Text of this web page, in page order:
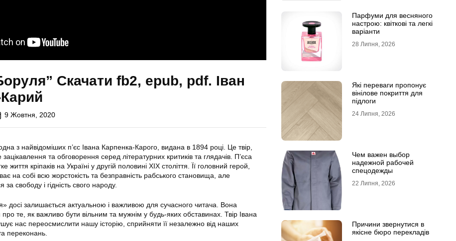
Скачати fb2, epub, pdf. Іван
9 Жовтня, 2020
з найвідоміших п’єс Івана Карпенка-Карого, видана в 1894 році. Це твір,
та обговорення серед літературних критиків та глядачів. П’єса
життя кріпаків на Україні у другій половині ХІХ століття. Її головний герой,
на собі всю жорстокість та безправність рабського становища, але
свободу і гідність свого народу.
досі залишається актуальною і важливою для сучасного читача. Вона
те, як важливо бути вільним та мужнім у будь-яких обставинах. Твір Івана
нас переосмислити нашу історію, сприйняти її незалежно від наших
переконань.
Парфуми для весняного
настрою: квіткові та легкі
варіанти
28 Липня, 2026
Які переваги пропонує
вінілове покриття для
підлоги
24 Липня, 2026
Чем важен выбор
надежной рабочей
спецодежды
22 Липня, 2026
Причини звернутися в
якісне бюро перекладів